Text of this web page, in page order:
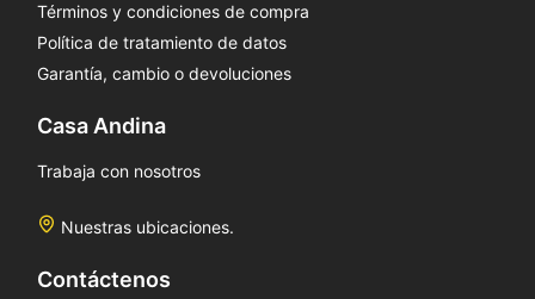
Términos y condiciones de compra
Política de tratamiento de datos
Garantía, cambio o devoluciones
Casa Andina
Trabaja con nosotros
Nuestras ubicaciones.
Contáctenos